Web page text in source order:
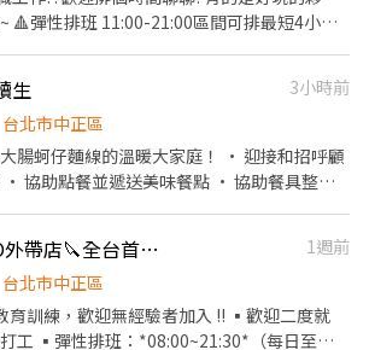
料理餐廳：BELLINI CAFFÈ、BELLINI
手工義大利麵 ★日式鍋物餐廳：Mo-Mo-
天婦羅專門店：天吉屋、吉天麩羅 全台直營
商場，並持續穩定發展中。 -------------------
【應徵須
，請審慎提出應徵申請。 ②履歷初審合適
初審資格不符者則不另行通知。 ③錄取的實
考核可享工作獎金 √時薪200起最高可達
【小福利】 ➽➽當天排班若
費提供餐點！ 🔺【職務內容】 1.門
、執行。 2.門市內場廚房各項工作站技能學
市 台北市中正區濟南路二段69號 (捷運-忠孝
生門市 台北市中山區民生東路三段11號(捷
) 堤諾士林門市 台北市士林區中正路209號
生
3小時前
台北市中正區
麵線的溫暖大家庭！ • 迎接和招呼顧
• 協助點餐並遞送美味餐點 • 協助餐具整理
給你的： • 彈性排班，兼
互相照顧 只要有心 我們會耐心
據排班輪替指定崗位） 油鍋
數量、油溫控管與酥脆度（有完整 SOP 教
🍣🐟壽司郎TOGO外帶店🔪全台首間🙌晚班兼職👁️看這邊🙌週末240元🙌平日220元
1週前
台北市中正區
訓練，歡迎無經驗者加入 !! ▪歡迎二度就
工 ▪彈性排班：*08:00~21:30*（每日至少